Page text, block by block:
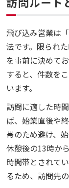
飛び込み営業は
法です。限られ
を事前に決めて
すると、件数を
います。
訪問に適した時
ば、始業直後や
帯のため避け、
休憩後の13時か
時間帯とされて
るため、訪問先